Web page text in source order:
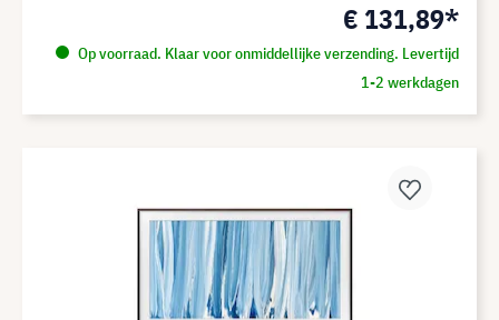
€ 131,89*
Op voorraad. Klaar voor onmiddellijke verzending. Levertijd
1-2 werkdagen